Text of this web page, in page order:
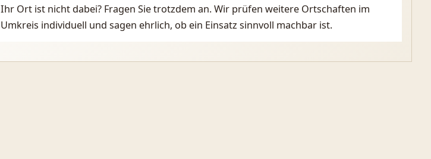
Ihr Ort ist nicht dabei? Fragen Sie trotzdem an. Wir prüfen weitere Ortschaften im
Umkreis individuell und sagen ehrlich, ob ein Einsatz sinnvoll machbar ist.